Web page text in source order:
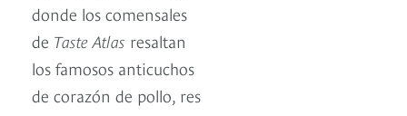
donde los comensales
de Taste Atlas resaltan
los famosos anticuchos
de corazón de pollo, res